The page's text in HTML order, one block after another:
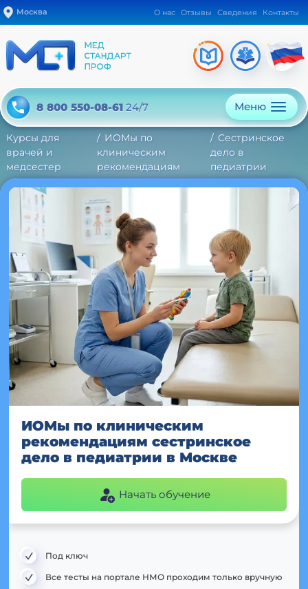
Москва О нас Отзывы Сведения Контакты
8 800 550-08-61 24/7 Меню
Курсы для
врачей и
медсестер
ИОМы по
клиническим
рекомендациям
Сестринское
дело в
педиатрии
ИОМы по клиническим
рекомендациям сестринское
дело в педиатрии в Москве
Начать обучение
Под ключ
Все тесты на портале НМО проходим только вручную